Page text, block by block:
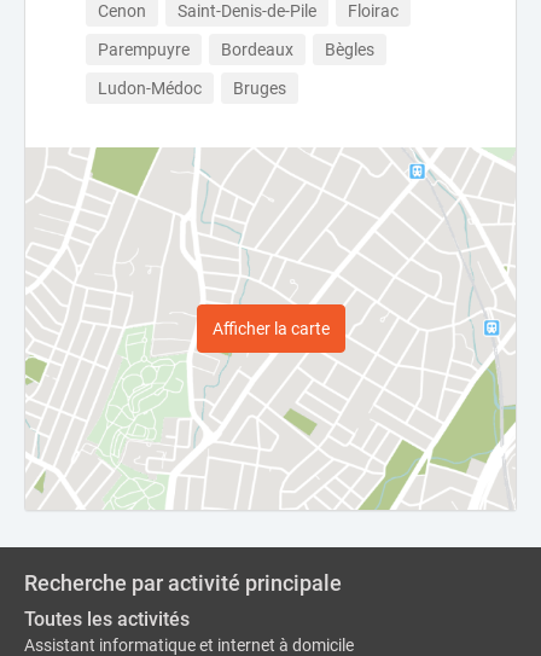
Cenon
Saint-Denis-de-Pile
Floirac
Parempuyre
Bordeaux
Bègles
Ludon-Médoc
Bruges
Afficher la carte
Recherche par activité principale
Toutes les activités
Assistant informatique et internet à domicile